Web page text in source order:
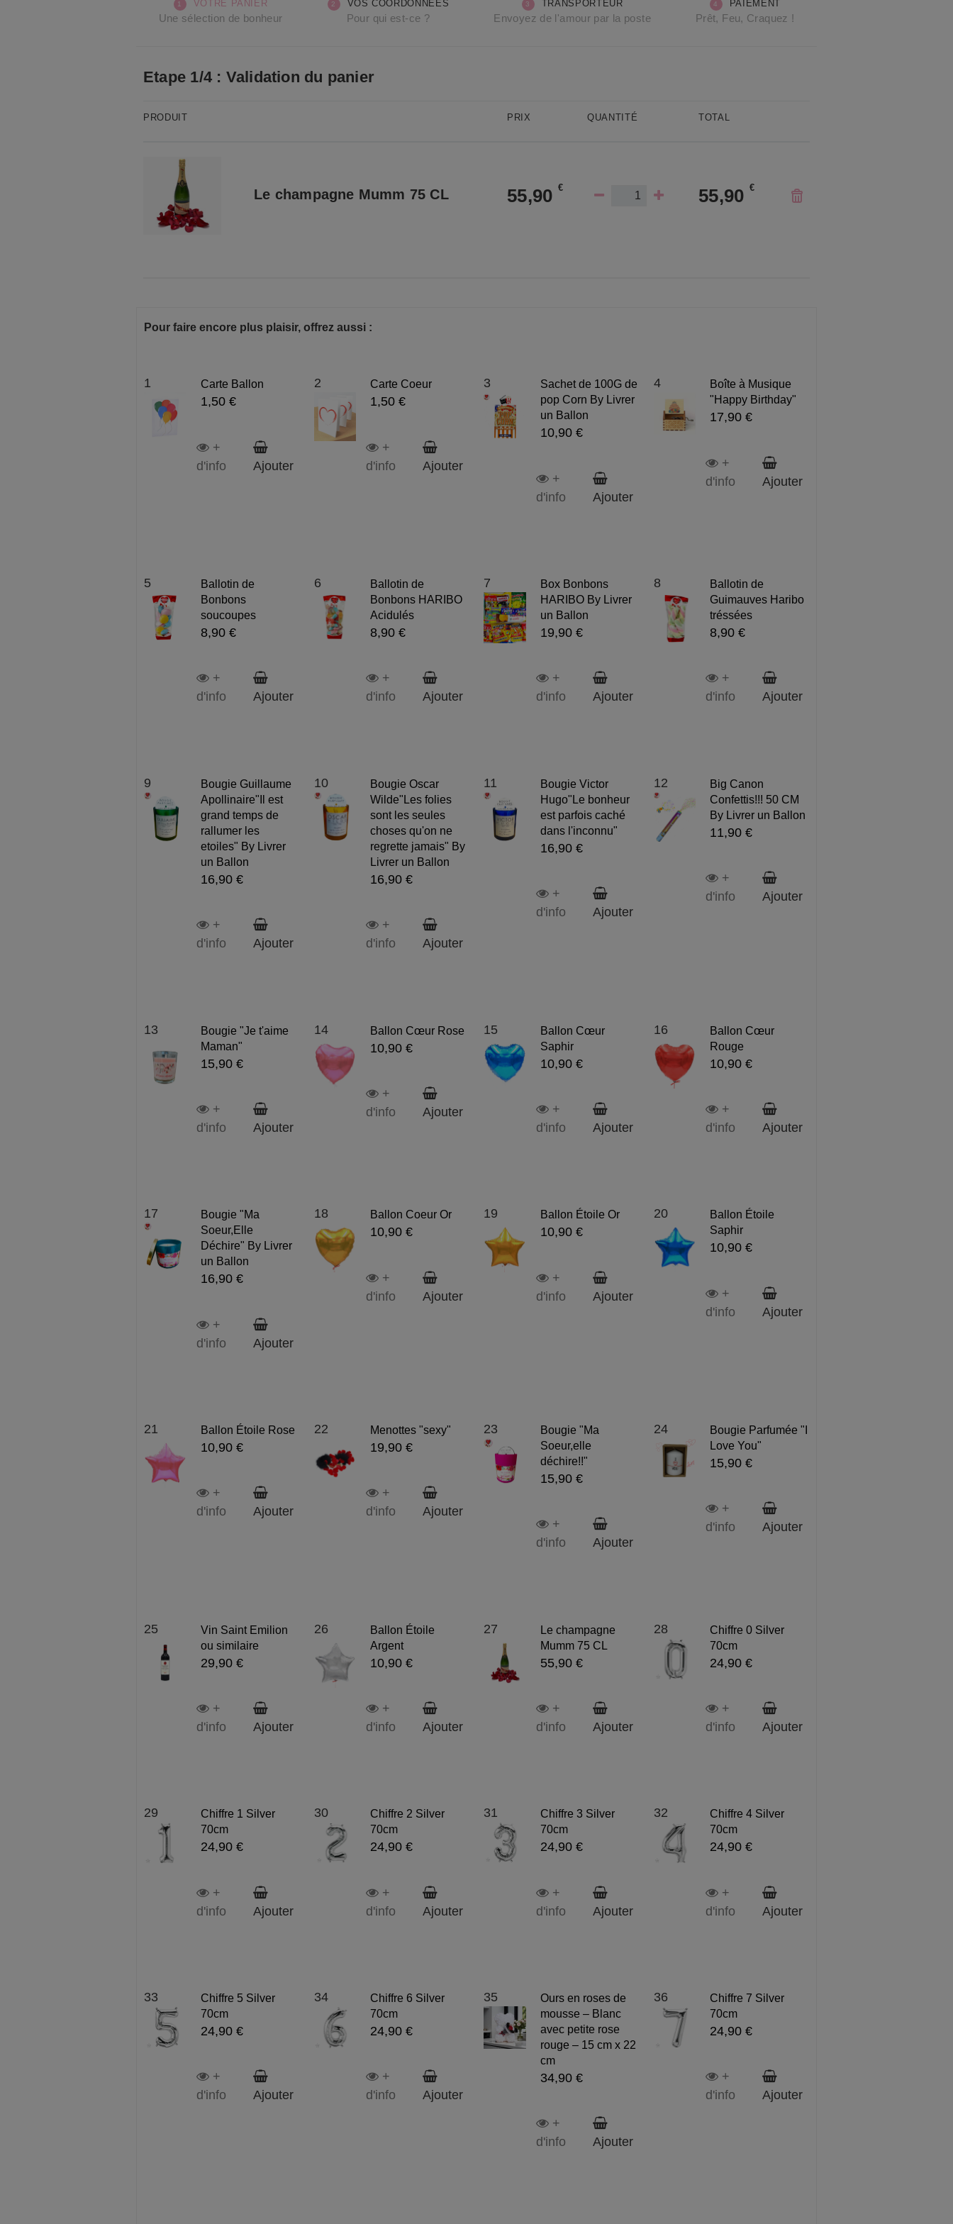
VOTRE PANIER
Une sélection de bonheur
VOS COORDONNÉES
Pour qui est-ce ?
TRANSPORTEUR
Envoyez de l'amour par la poste
PAIEMENT
Prêt, Feu, Craquez !
Etape 1/4 : Validation du panier
PRODUIT PRIX QUANTITÉ TOTAL
Le champagne Mumm 75 CL 55,90 € 55,90 €
Pour faire encore plus plaisir, offrez aussi :
1 Carte Ballon
1,50 €
+
d'info
Ajouter
2 Carte Coeur
1,50 €
+
d'info
Ajouter
3
Sachet de 100G de
pop Corn By Livrer
un Ballon
10,90 €
+
d'info
Ajouter
4
Boîte à Musique
"Happy Birthday"
17,90 €
+
d'info
Ajouter
5
Ballotin de
Bonbons
soucoupes
8,90 €
+
d'info
Ajouter
6
Ballotin de
Bonbons HARIBO
Acidulés
8,90 €
+
d'info
Ajouter
7
Box Bonbons
HARIBO By Livrer
un Ballon
19,90 €
+
d'info
Ajouter
8
Ballotin de
Guimauves Haribo
tréssées
8,90 €
+
d'info
Ajouter
9
Bougie Guillaume
Apollinaire"Il est
grand temps de
rallumer les
etoiles" By Livrer
un Ballon
16,90 €
+
d'info
Ajouter
10
Bougie Oscar
Wilde"Les folies
sont les seules
choses qu'on ne
regrette jamais" By
Livrer un Ballon
16,90 €
+
d'info
Ajouter
11
Bougie Victor
Hugo"Le bonheur
est parfois caché
dans l'inconnu"
16,90 €
+
d'info
Ajouter
12
Big Canon
Confettis!!! 50 CM
By Livrer un Ballon
11,90 €
+
d'info
Ajouter
13
Bougie "Je t'aime
Maman"
15,90 €
+
d'info
Ajouter
14 Ballon Cœur Rose
10,90 €
+
d'info
Ajouter
15
Ballon Cœur
Saphir
10,90 €
+
d'info
Ajouter
16
Ballon Cœur
Rouge
10,90 €
+
d'info
Ajouter
17
Bougie "Ma
Soeur,Elle
Déchire" By Livrer
un Ballon
16,90 €
+
d'info
Ajouter
18 Ballon Coeur Or
10,90 €
+
d'info
Ajouter
19 Ballon Étoile Or
10,90 €
+
d'info
Ajouter
20
Ballon Étoile
Saphir
10,90 €
+
d'info
Ajouter
21 Ballon Étoile Rose
10,90 €
+
d'info
Ajouter
22 Menottes "sexy"
19,90 €
+
d'info
Ajouter
23
Bougie "Ma
Soeur,elle
déchire!!"
15,90 €
+
d'info
Ajouter
24
Bougie Parfumée "I
Love You"
15,90 €
+
d'info
Ajouter
25
Vin Saint Emilion
ou similaire
29,90 €
+
d'info
Ajouter
26
Ballon Étoile
Argent
10,90 €
+
d'info
Ajouter
27
Le champagne
Mumm 75 CL
55,90 €
+
d'info
Ajouter
28
Chiffre 0 Silver
70cm
24,90 €
+
d'info
Ajouter
29
Chiffre 1 Silver
70cm
24,90 €
+
d'info
Ajouter
30
Chiffre 2 Silver
70cm
24,90 €
+
d'info
Ajouter
31
Chiffre 3 Silver
70cm
24,90 €
+
d'info
Ajouter
32
Chiffre 4 Silver
70cm
24,90 €
+
d'info
Ajouter
33
Chiffre 5 Silver
70cm
24,90 €
+
d'info
Ajouter
34
Chiffre 6 Silver
70cm
24,90 €
+
d'info
Ajouter
35
Ours en roses de
mousse – Blanc
avec petite rose
rouge – 15 cm x 22
cm
34,90 €
+
d'info
Ajouter
36
Chiffre 7 Silver
70cm
24,90 €
+
d'info
Ajouter